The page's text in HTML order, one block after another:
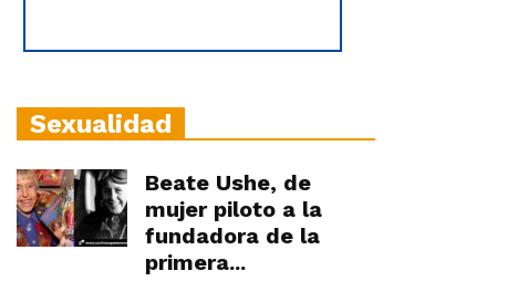
Sexualidad
Beate Ushe, de
mujer piloto a la
fundadora de la
primera...